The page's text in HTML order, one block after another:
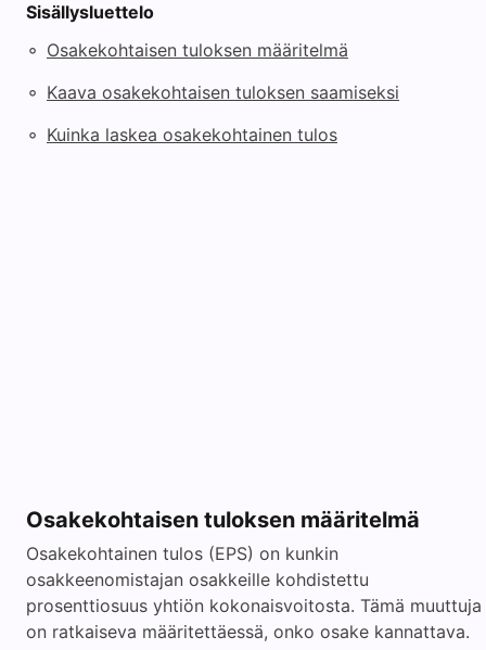
Sisällysluettelo
◦ Osakekohtaisen tuloksen määritelmä
◦ Kaava osakekohtaisen tuloksen saamiseksi
◦ Kuinka laskea osakekohtainen tulos
Osakekohtaisen tuloksen määritelmä
Osakekohtainen tulos (EPS) on kunkin
osakkeenomistajan osakkeille kohdistettu
prosenttiosuus yhtiön kokonaisvoitosta. Tämä muuttuja
on ratkaiseva määritettäessä, onko osake kannattava.